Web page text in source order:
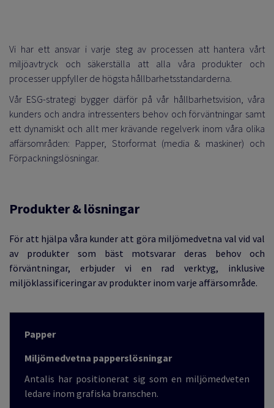
AV INTEGRITET
Vi har ett ansvar i varje steg av processen att hantera vårt
miljöavtryck och säkerställa att alla våra produkter och
processer uppfyller de högsta hållbarhetsstandarderna.
Vår ESG-strategi bygger därför på vår hållbarhetsvision, våra
kunders och andra intressenters behov och förväntningar samt
ett dynamiskt och allt mer krävande regelverk inom våra olika
affärsområden: Papper, Storformat (media & maskiner) och
Förpackningslösningar.
Produkter & lösningar
För att hjälpa våra kunder att göra miljömedvetna val vid val
av produkter som bäst motsvarar deras behov och
förväntningar, erbjuder vi en rad verktyg, inklusive
miljöklassificeringar av produkter inom varje affärsområde.
Papper
Miljömedvetna papperslösningar
Antalis har positionerat sig som en miljömedveten
ledare inom grafiska branschen.